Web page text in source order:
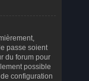
passe soient
du forum pour
possible
configuration